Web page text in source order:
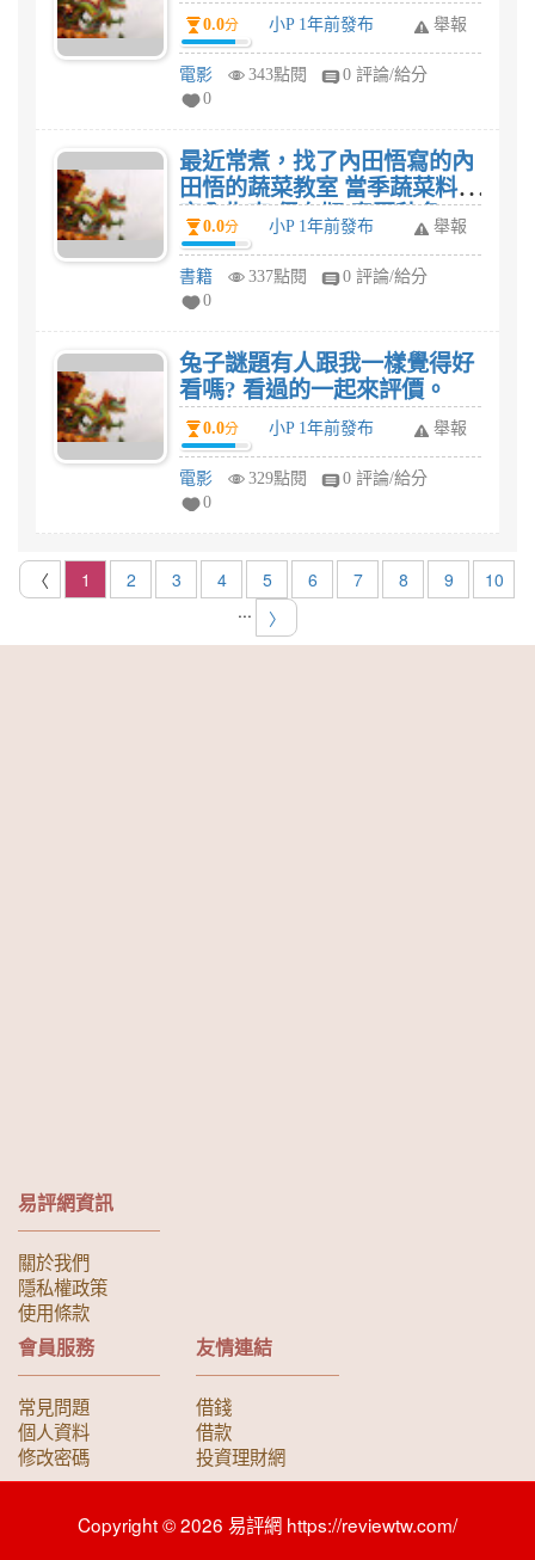
0.0分 小P 1年前發布 舉報
電影 343點閱
0 評論/給分
0
最近常煮，找了內田悟寫的內
田悟的蔬菜教室 當季蔬菜料理
完全指南 保存版 春夏秋冬
【限量盒裝套書】這本食譜，
我想家人有口福了。
0.0分 小P 1年前發布 舉報
書籍 337點閱
0 評論/給分
0
兔子謎題有人跟我一樣覺得好
看嗎? 看過的一起來評價。
0.0分 小P 1年前發布 舉報
電影 329點閱
0 評論/給分
0
〈 1 2 3 4 5 6 7 8 9
10
...
〉
易評網資訊
關於我們
隱私權政策
使用條款
會員服務
常見問題
個人資料
修改密碼
友情連結
借錢
借款
投資理財網
Copyright © 2026 易評網 https://reviewtw.com/